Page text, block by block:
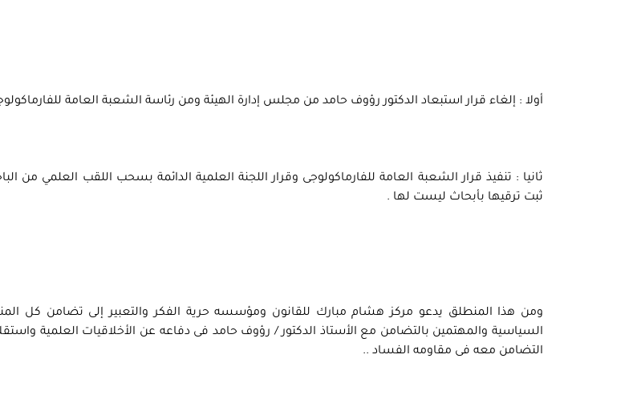
أولا : إلغاء قرار استبعاد الدكتور رؤوف حامد من مجلس إدارة الهيئة ومن رئاسة الشعبة العامة
ثانيا : تنفيذ قرار الشعبة العامة للفارماكولوجى وقرار اللجنة العلمية الدائمة بسحب اللقب العلمي من
ثبت ترقيها بأبحاث ليست لها .
ومن هذا المنطلق يدعو مركز هشام مبارك للقانون ومؤسسه حرية الفكر والتعبير إلى تضامن كل
السياسية والمهتمين بالتضامن مع الأستاذ الدكتور / رؤوف حامد فى دفاعه عن الأخلاقيات العلمية
التضامن معه فى مقاومه الفساد ..